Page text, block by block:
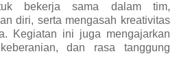
bekerja sama dalam tim,
diri, serta mengasah kreativitas
Kegiatan ini juga mengajarkan
dan rasa tanggung